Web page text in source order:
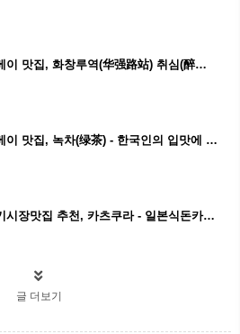
심천 화창베이 맛집, 화창루역(华强路站) 취심(醉心) - 심천에서 맛보는 제대로된 일식
심천 화창베이 맛집, 녹차(绿茶) - 한국인의 입맛에 잘 맞는 중국음식
교토 니시키시장맛집 추천, 카츠쿠라 - 일본식돈카츠 맛집
글 더보기